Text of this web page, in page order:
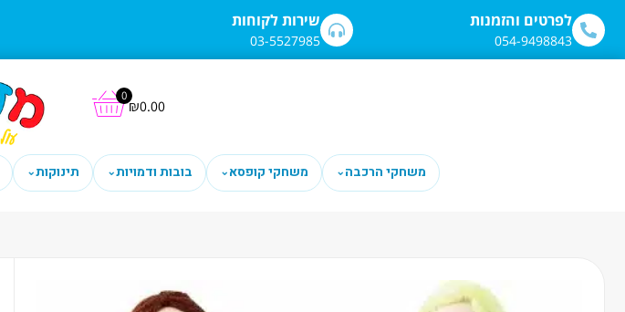
לתוכן שירות לקוחות
03-5527985
לפרטים והזמנות
054-9498843
₪0.00
0
משחקי הרכבה⌄ משחקי קופסא⌄ בובות ודמויות⌄ תינוקות⌄